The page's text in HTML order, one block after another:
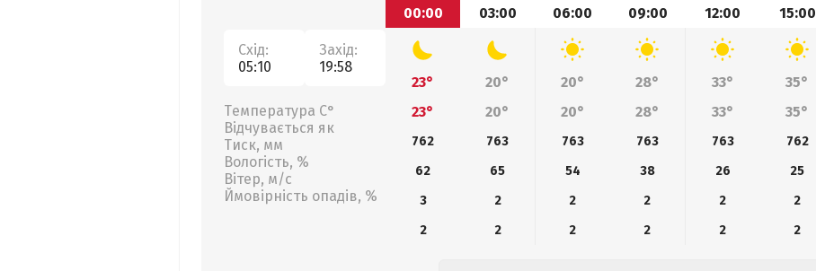
Схід:
05:10
Захід:
19:58
Температура С°
Відчувається як
Тиск, мм
Вологість, %
Вітер, м/с
Ймовірність опадів, %
00:00
03:00 06:00 09:00 12:00 15:00
23° 20° 20° 28° 33° 35°
23°
20° 20° 28° 33° 35°
762 763 763 763 763 762
62
65 54 38 26 25
3
2 2 2 2 2
2
2 2 2 2 2